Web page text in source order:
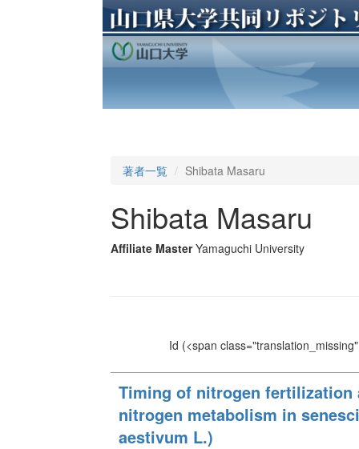
著者一覧 Shibata Masaru
Shibata Masaru
Affiliate Master Yamaguchi University
Id (<span
Timing of nitrogen
nitrogen metabolism in
aestivum L.)